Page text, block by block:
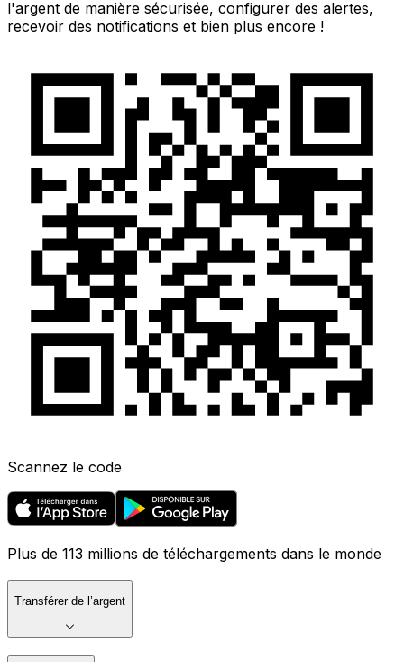
l'argent de manière sécurisée, configurer des alertes,
recevoir des notifications et bien plus encore !
Scannez le code
Plus de 113 millions de téléchargements dans le monde
Transférer de l’argent